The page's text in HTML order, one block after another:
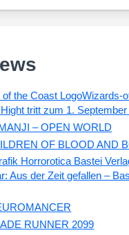
Wizards-
tritt zum 1.
– OPEN WORLD
OF BLOOD AND
Aus der Zeit gefallen –
RUNNER 2099